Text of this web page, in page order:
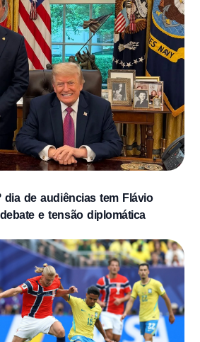
dia de audiências tem Flávio
e tensão diplomática